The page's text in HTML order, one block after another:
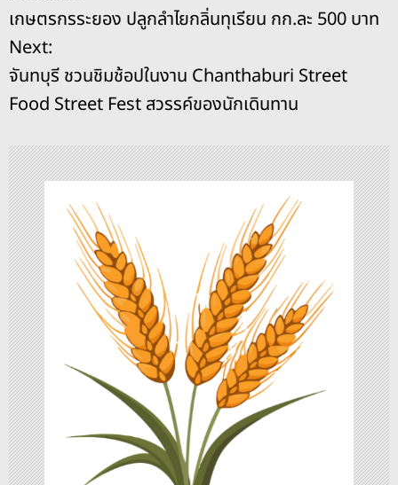
o
o
k
s g
er
n
น
ะ
แ
น
ว
เ
รื่
อ
ง
เกษตรกรระยอง ปลูกลำไยกลิ่นทุเรียน กก.ละ 500 บาท
Next:
จันทบุรี ชวนชิมช้อปในงาน Chanthaburi Street
Food Street Fest สวรรค์ของนักเดินทาน